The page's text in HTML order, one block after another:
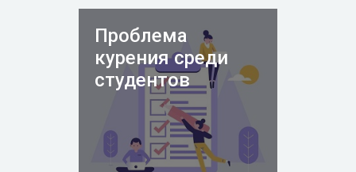
Проблема
курения среди
студентов